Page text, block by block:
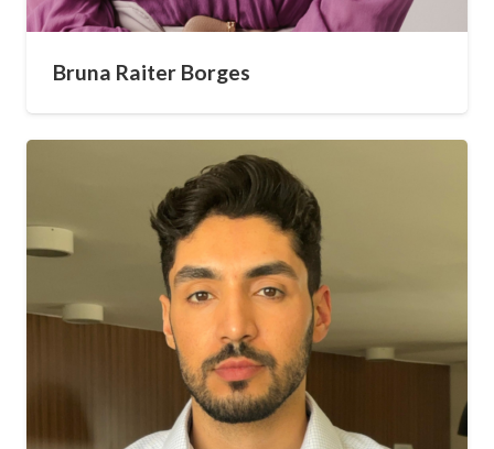
Bruna Raiter Borges